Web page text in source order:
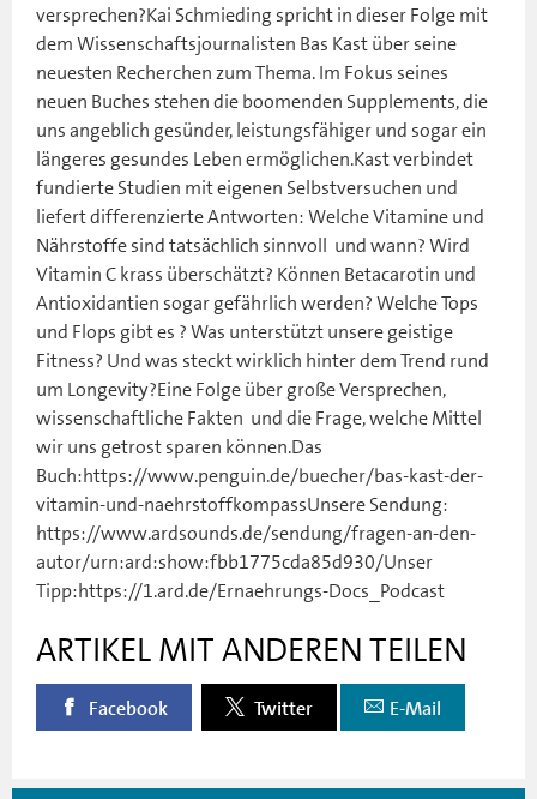
versprechen?Kai Schmieding spricht in dieser Folge mit
dem Wissenschaftsjournalisten Bas Kast über seine
neuesten Recherchen zum Thema. Im Fokus seines
neuen Buches stehen die boomenden Supplements, die
uns angeblich gesünder, leistungsfähiger und sogar ein
längeres gesundes Leben ermöglichen.Kast verbindet
fundierte Studien mit eigenen Selbstversuchen und
liefert differenzierte Antworten: Welche Vitamine und
Nährstoffe sind tatsächlich sinnvoll  und wann? Wird
Vitamin C krass überschätzt? Können Betacarotin und
Antioxidantien sogar gefährlich werden? Welche Tops
und Flops gibt es ? Was unterstützt unsere geistige
Fitness? Und was steckt wirklich hinter dem Trend rund
um Longevity?Eine Folge über große Versprechen,
wissenschaftliche Fakten  und die Frage, welche Mittel
wir uns getrost sparen können.Das
Buch:https://www.penguin.de/buecher/bas-kast-der-
vitamin-und-naehrstoffkompassUnsere Sendung:
https://www.ardsounds.de/sendung/fragen-an-den-
autor/urn:ard:show:fbb1775cda85d930/Unser
Tipp:https://1.ard.de/Ernaehrungs-Docs_Podcast
ARTIKEL MIT ANDEREN TEILEN
Facebook Twitter E-Mail